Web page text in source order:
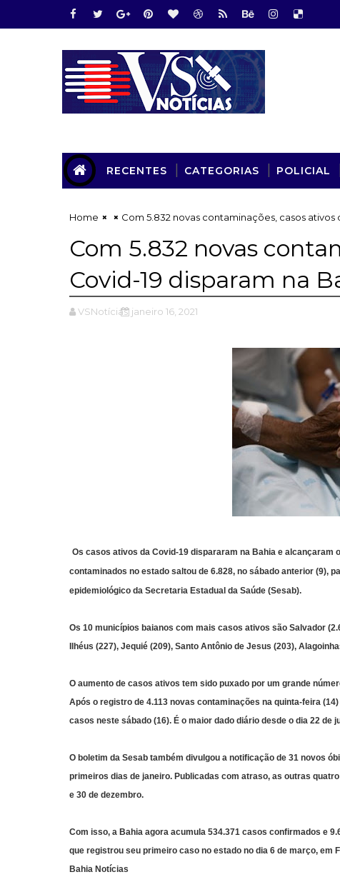
RECENTES CATEGORIAS POLICIAL
Home Com 5.832 novas contaminações, casos ativos
Com 5.832 novas
Covid-19 disparam na
VSNotícias janeiro 16, 2021
Os casos ativos da Covid-19 dispararam na Bahia e alcançaram
contaminados no estado saltou de 6.828, no sábado anterior (9),
epidemiológico da Secretaria Estadual da Saúde (Sesab).
Os 10 municípios baianos com mais casos ativos são Salvador
Ilhéus (227), Jequié (209), Santo Antônio de Jesus (203),
O aumento de casos ativos tem sido puxado por um grande
Após o registro de 4.113 novas contaminações na quinta-feira
casos neste sábado (16). É o maior dado diário desde o dia 22 de
O boletim da Sesab também divulgou a notificação de 31 novos
primeiros dias de janeiro. Publicadas com atraso, as outras
e 30 de dezembro.
Com isso, a Bahia agora acumula 534.371 casos confirmados e
que registrou seu primeiro caso no estado no dia 6 de março, em
Bahia Notícias